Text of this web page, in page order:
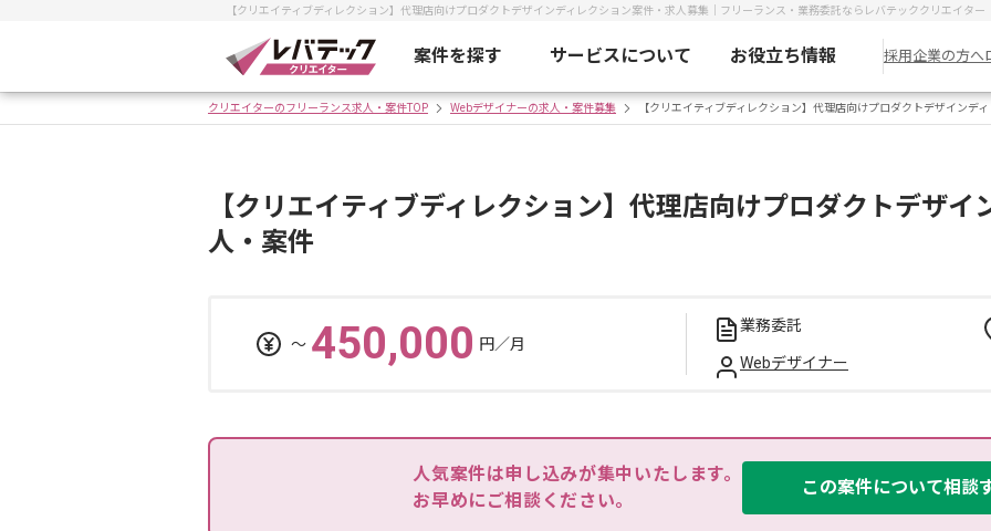
【クリエイティブディレクション】代理店向けプロダクトデザインディレクション案件・求人募集｜フリーランス・業務委託ならレバテッククリエイター
案件を探す サービスについて お役立ち情報 採用企業の方へ
クリエイターのフリーランス求人・案件TOP Webデザイナーの求人・案件募集 【クリエイティブディレクション】代理店向けプロダクトデザインデ
【クリエイティブディレクション】代理店向けプロダクトデザイ
人・案件
〜 450,000 円／月
業務委託
Webデザイナー
人気案件は申し込みが集中いたします。
お早めにご相談ください。
この案件について相談